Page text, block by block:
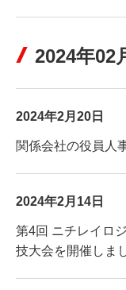
2024年02
2024年2月20日
関係会社の役員人
2024年2月14日
第4回 ニチレイロ
技大会を開催しま